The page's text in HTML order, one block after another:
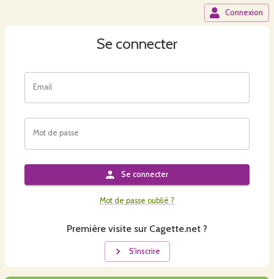
Connexion
Se connecter
Email
Mot de passe
Se connecter
Mot de passe oublié ?
Première visite sur Cagette.net ?
S'inscrire